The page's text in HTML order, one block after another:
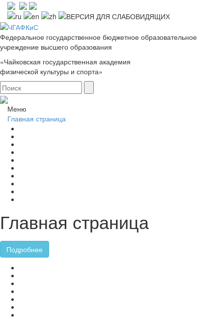
Федеральное государственное бюджетное образовательное
учреждение высшего образования
«Чайковская государственная академия
физической культуры и спорта»
Меню
Главная страница
Главная страница
Подробнее